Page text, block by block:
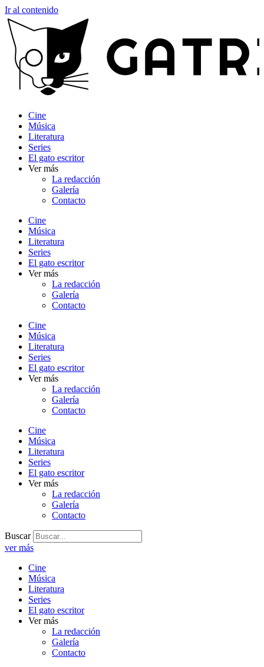
Ir al contenido
Cine
Música
Literatura
Series
El gato escritor
Ver más
La redacción
Galería
Contacto
Cine
Música
Literatura
Series
El gato escritor
Ver más
La redacción
Galería
Contacto
Cine
Música
Literatura
Series
El gato escritor
Ver más
La redacción
Galería
Contacto
Cine
Música
Literatura
Series
El gato escritor
Ver más
La redacción
Galería
Contacto
Buscar
ver más
Cine
Música
Literatura
Series
El gato escritor
Ver más
La redacción
Galería
Contacto